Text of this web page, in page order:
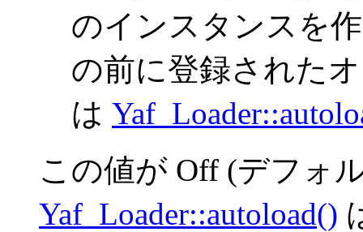
のインスタンスを
の前に登録された
は
この値が Off (デフォ
Yaf_Loader::autoload()